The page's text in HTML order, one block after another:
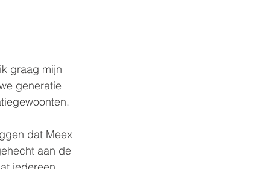
graag mijn
generatie
dat Meex
aan de